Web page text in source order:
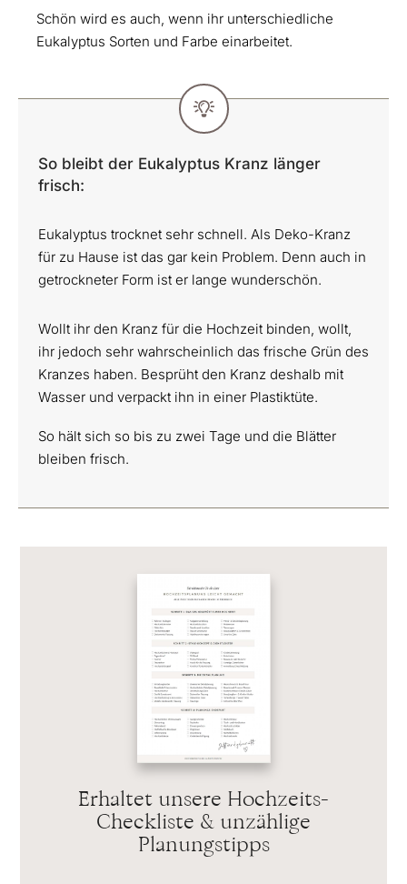
Schön wird es auch, wenn ihr unterschiedliche
Eukalyptus Sorten und Farbe einarbeitet.
So bleibt der Eukalyptus Kranz länger
frisch:
Eukalyptus trocknet sehr schnell. Als Deko-Kranz
für zu Hause ist das gar kein Problem. Denn auch in
getrockneter Form ist er lange wunderschön.
Wollt ihr den Kranz für die Hochzeit binden, wollt,
ihr jedoch sehr wahrscheinlich das frische Grün des
Kranzes haben. Besprüht den Kranz deshalb mit
Wasser und verpackt ihn in einer Plastiktüte.
So hält sich so bis zu zwei Tage und die Blätter
bleiben frisch.
Erhaltet unsere Hochzeits-
Checkliste & unzählige
Planungstipps